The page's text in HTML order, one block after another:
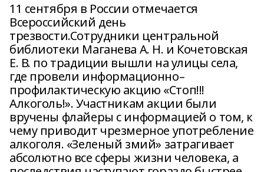
11 сентября в России отмечается
Всероссийский день
трезвости.Сотрудники центральной
библиотеки Маганева А. Н. и Кочетовская
Е. В. по традиции вышли на улицы села,
где провели информационно–
профилактическую акцию «Стоп!!!
Алкоголь!». Участникам акции были
вручены флайеры с информацией о том, к
чему приводит чрезмерное употребление
алкоголя. «Зеленый змий» затрагивает
абсолютно все сферы жизни человека, а